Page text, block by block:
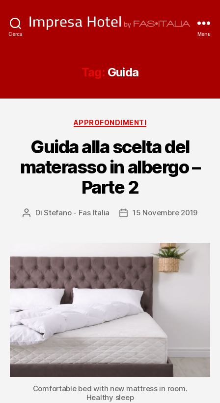
Cerca Menu
Tag: Guida
Categorie
APPROFONDIMENTI
Guida alla scelta del
materasso in albergo –
Parte 2
Autore
DiStefano - Fas Italia
Data15 Novembre 2019
Comfortable bed with new mattress in room.
Healthy sleep